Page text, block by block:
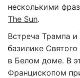
несколькими
The Sun.
Встреча Трампа
базилике
в Белом доме. В
Францископом